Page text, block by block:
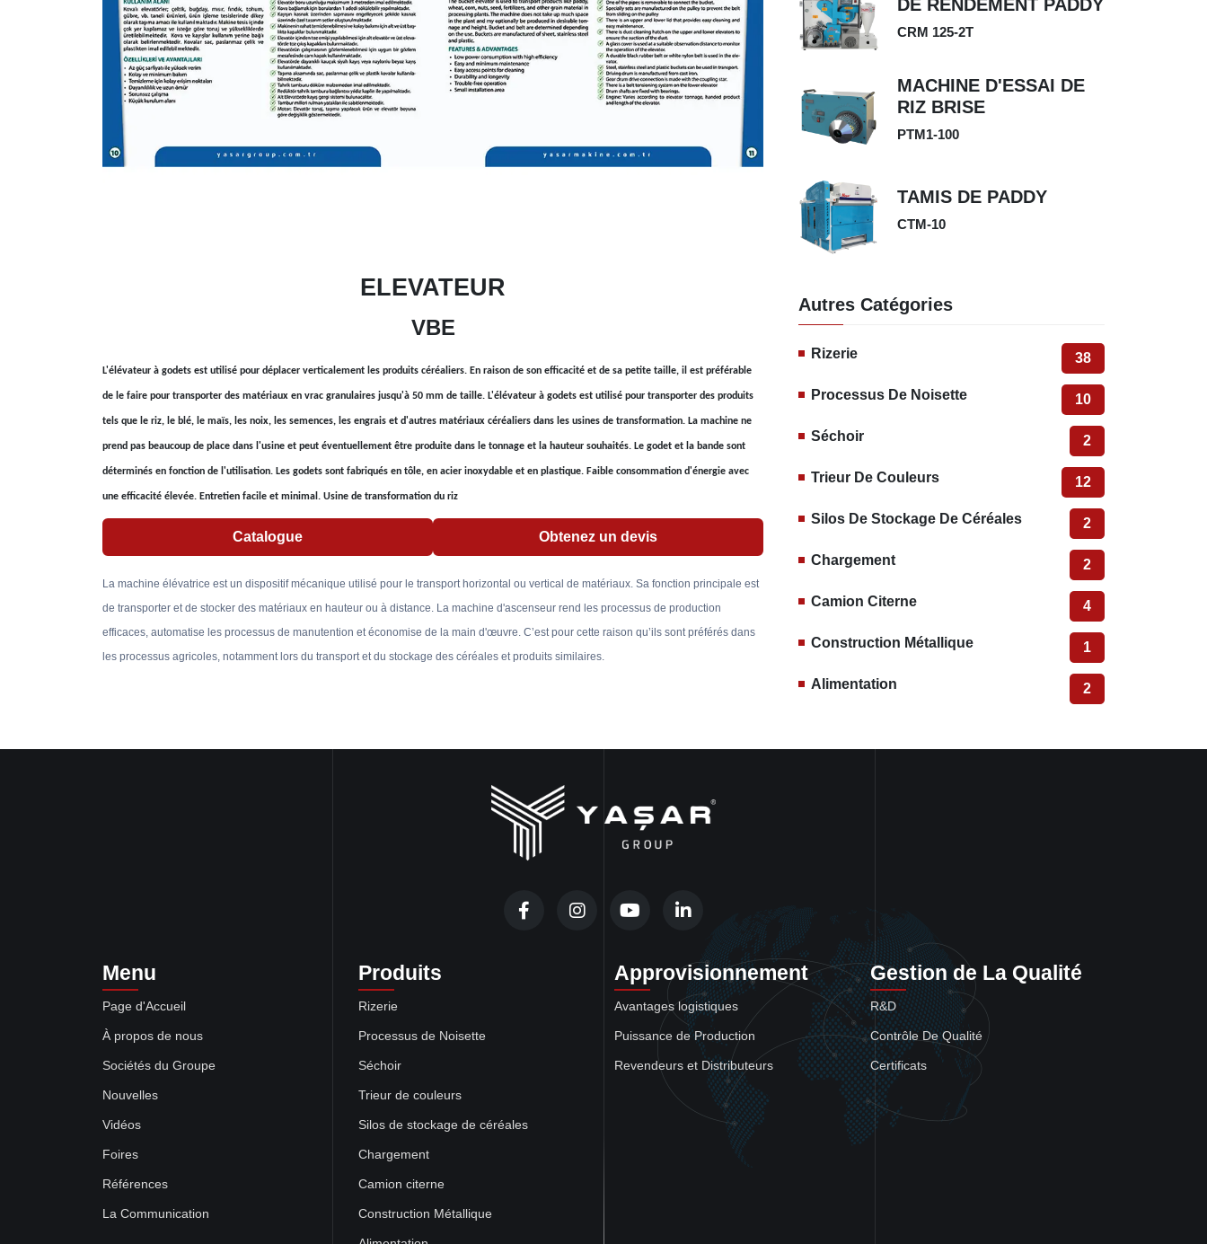
ELEVATEUR
VBE
L'élévateur à godets est utilisé pour déplacer verticalement les produits céréaliers. En raison de son efficacité et de sa petite taille, il est préférable
de le faire pour transporter des matériaux en vrac granulaires jusqu'à 50 mm de taille. L'élévateur à godets est utilisé pour transporter des produits
tels que le riz, le blé, le maïs, les noix, les semences, les engrais et d'autres matériaux céréaliers dans les usines de transformation. La machine ne
prend pas beaucoup de place dans l'usine et peut éventuellement être produite dans le tonnage et la hauteur souhaités. Le godet et la bande sont
déterminés en fonction de l'utilisation. Les godets sont fabriqués en tôle, en acier inoxydable et en plastique. Faible consommation d'énergie avec
une efficacité élevée. Entretien facile et minimal. Usine de transformation du riz
Catalogue Obtenez un devis
La machine élévatrice est un dispositif mécanique utilisé pour le transport horizontal ou vertical de matériaux. Sa fonction principale est
de transporter et de stocker des matériaux en hauteur ou à distance. La machine d'ascenseur rend les processus de production
efficaces, automatise les processus de manutention et économise de la main d'œuvre. C’est pour cette raison qu’ils sont préférés dans
les processus agricoles, notamment lors du transport et du stockage des céréales et produits similaires.
DE RENDEMENT PADDY
CRM 125-2T
MACHINE D'ESSAI DE
RIZ BRISE
PTM1-100
TAMIS DE PADDY
CTM-10
Autres Catégories
Rizerie 38
Processus De Noisette 10
Séchoir 2
Trieur De Couleurs 12
Silos De Stockage De Céréales 2
Chargement 2
Camion Citerne 4
Construction Métallique 1
Alimentation 2
Menu
Page d'Accueil
À propos de nous
Sociétés du Groupe
Nouvelles
Vidéos
Foires
Références
La Communication
Produits
Rizerie
Processus de Noisette
Séchoir
Trieur de couleurs
Silos de stockage de céréales
Chargement
Camion citerne
Construction Métallique
Approvisionnement
Avantages logistiques
Puissance de Production
Revendeurs et Distributeurs
Gestion de La Qualité
R&D
Contrôle De Qualité
Certificats